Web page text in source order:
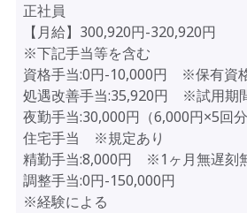
正社員
【月給】300,920円-320,920円
※下記手当等を含む
資格手当:0円-10,000円 ※保有資
処遇改善手当:35,920円 ※試用期
夜勤手当:30,000円（6,000円×5回分
住宅手当 ※規定あり
精勤手当:8,000円 ※1ヶ月無遅刻
調整手当:0円-150,000円
※経験による